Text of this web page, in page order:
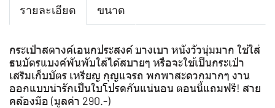
รายละเอียด ขนาด
กระเป๋าสตางค์เอนกประสงค์ บางเบา หนังวัวนุ่มมาก ใช้ใส่
ธนบัตรแบงค์พันพับใส่ได้สบายๆ หรือจะใช้เป็นกระเป๋า
เสริมเก็บบัตร เหรียญ กุญแจรถ พกพาสะดวกมากๆ งาน
ออกแบบน่ารักเป็นใบโปรดกันแน่นอน ตอนนี้แถมฟรี! สาย
คล้องมือ (มูลค่า 290.-)